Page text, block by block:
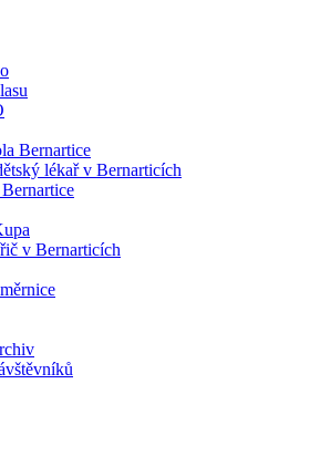
Bernartice
lékař v Bernarticích
v Bernarticích